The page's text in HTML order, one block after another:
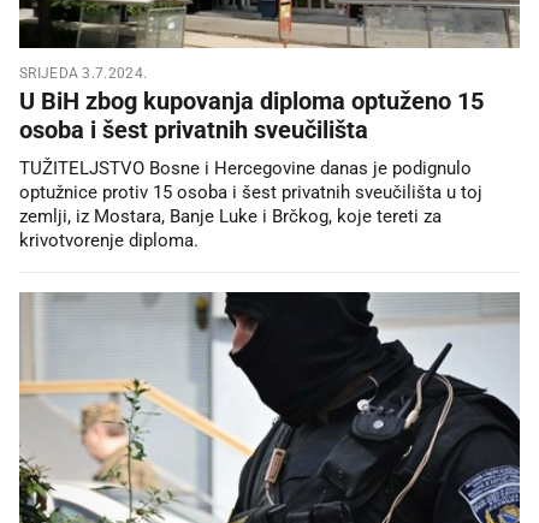
SRIJEDA 3.7.2024.
U BiH zbog kupovanja diploma optuženo 15
osoba i šest privatnih sveučilišta
TUŽITELJSTVO Bosne i Hercegovine danas je podignulo
optužnice protiv 15 osoba i šest privatnih sveučilišta u toj
zemlji, iz Mostara, Banje Luke i Brčkog, koje tereti za
krivotvorenje diploma.